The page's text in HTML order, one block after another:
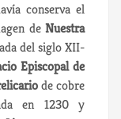
conserva el
de Nuestra
del siglo XII-
Episcopal de
de cobre
en 1230 y